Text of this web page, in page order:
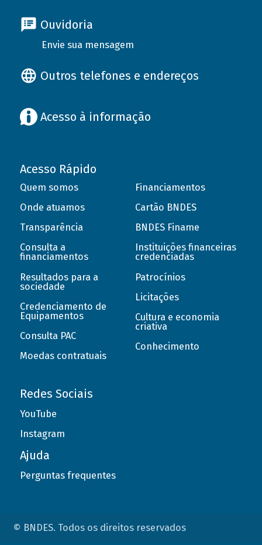
Ouvidoria
Envie sua mensagem
Outros telefones e endereços
Acesso à informação
Acesso Rápido
Quem somos
Onde atuamos
Transparência
Consulta a
financiamentos
Resultados para a
sociedade
Credenciamento de
Equipamentos
Consulta PAC
Moedas contratuais
Financiamentos
Cartão BNDES
BNDES Finame
Instituições financeiras
credenciadas
Patrocínios
Licitações
Cultura e economia
criativa
Conhecimento
Redes Sociais
YouTube
Instagram
Ajuda
Perguntas frequentes
© BNDES. Todos os direitos reservados